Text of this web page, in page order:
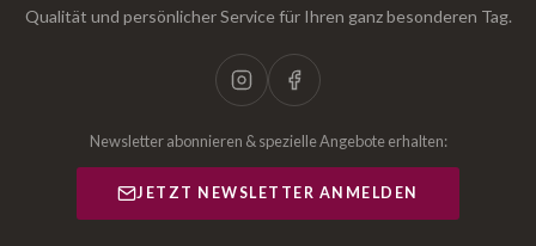
Qualität und persönlicher Service für Ihren ganz besonderen Tag.
Newsletter abonnieren & spezielle Angebote erhalten:
JETZT NEWSLETTER ANMELDEN